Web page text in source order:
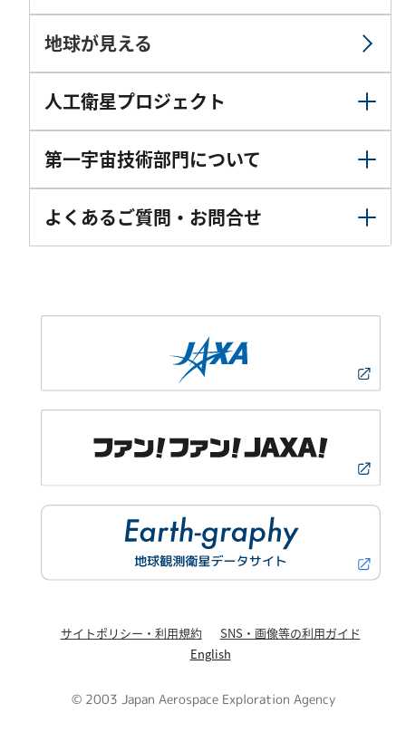
地球が見える
人工衛星プロジェクト
第一宇宙技術部門について
よくあるご質問・お問合せ
サイトポリシー・利用規約
SNS・画像等の利用ガイド
English
© 2003 Japan Aerospace Exploration Agency